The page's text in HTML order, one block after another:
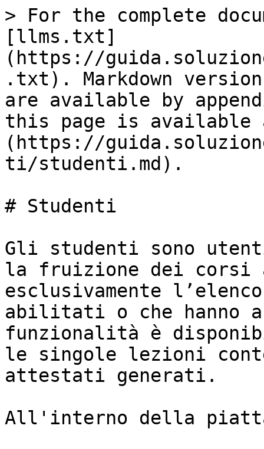
> For the complete
[llms.txt]
(https://
.txt). Markdown
are available by
this page is available
(https://
ti/studenti.md).
# Studenti
Gli studenti sono
la fruizione dei corsi
esclusivamente
abilitati o che hanno
funzionalità è
le singole lezioni
attestati generati.
All'interno della